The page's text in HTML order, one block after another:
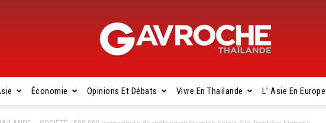
Gavroche
Économie Opinions Et Débats Vivre En Thaïlande L’ Asie En Europe